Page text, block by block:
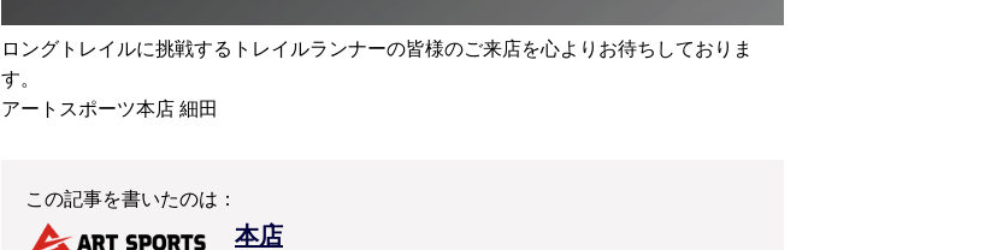
ロングトレイルに挑戦するトレイルランナーの皆様のご来店を心よりお待ちしておりま
す。
アートスポーツ本店 細田
この記事を書いたのは：
本店